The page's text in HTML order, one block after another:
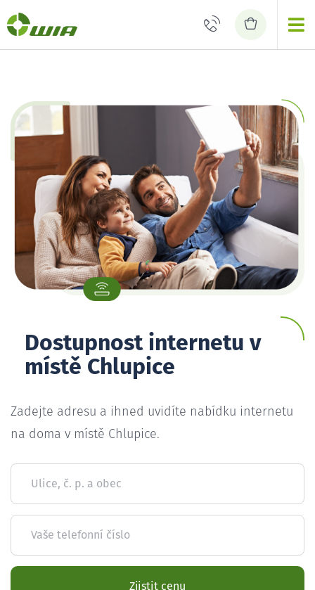
Dostupnost internetu v
místě Chlupice
Zadejte adresu a ihned uvidíte nabídku internetu
na doma v místě Chlupice.
Ulice, č. p. a obec
Vaše telefonní číslo
Zjistit cenu